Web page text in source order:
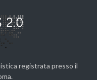
registrata presso il